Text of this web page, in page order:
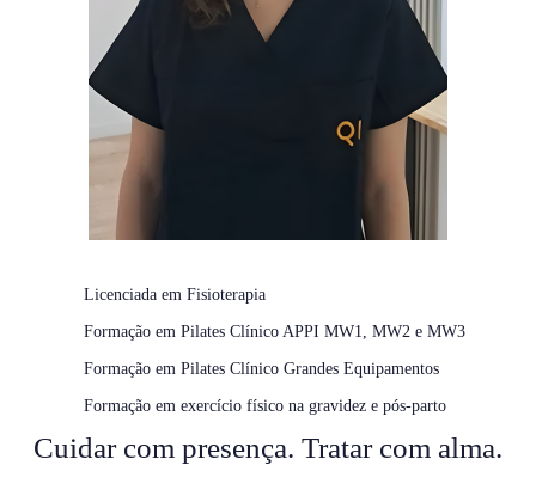
Licenciada em Fisioterapia
Formação em Pilates Clínico APPI MW1, MW2 e MW3
Formação em Pilates Clínico Grandes Equipamentos
Formação em exercício físico na gravidez e pós-parto
Cuidar com presença. Tratar com alma.